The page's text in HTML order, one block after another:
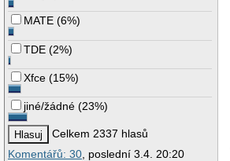
MATE (6%)
TDE (2%)
Xfce (15%)
jiné/žádné (23%)
Celkem 2337 hlasů
Komentářů: 30 , poslední 3.4. 20:20